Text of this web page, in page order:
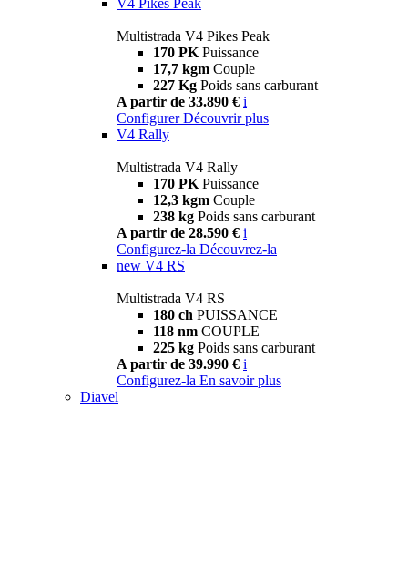
Multistrada V4 Pikes Peak
170 PK Puissance
17,7 kgm Couple
227 Kg Poids sans carburant
A partir de 33.890 € i
Configurer Découvrir plus
V4 Rally
Multistrada V4 Rally
170 PK Puissance
12,3 kgm Couple
238 kg Poids sans carburant
A partir de 28.590 € i
Configurez-la Découvrez-la
new V4 RS
Multistrada V4 RS
180 ch PUISSANCE
118 nm COUPLE
225 kg Poids sans carburant
A partir de 39.990 € i
Configurez-la En savoir plus
Diavel